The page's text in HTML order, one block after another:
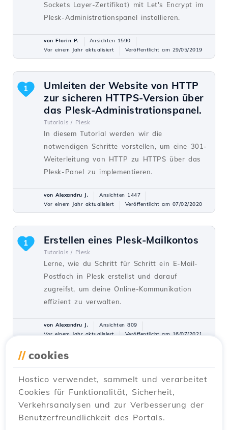
Sockets Layer-Zertifikat) mit Let's Encrypt im
Plesk-Administrationspanel installieren.
von Florin P.
Ansichten 1590
Vor einem Jahr aktualisiert
Veröffentlicht am 29/05/2019
Umleiten der Website von HTTP
zur sicheren HTTPS-Version über
das Plesk-Administrationspanel.
Tutorials / Plesk
In diesem Tutorial werden wir die
notwendigen Schritte vorstellen, um eine 301-
Weiterleitung von HTTP zu HTTPS über das
Plesk-Panel zu implementieren.
1
von Alexandru J.
Ansichten 1447
Vor einem Jahr aktualisiert
Veröffentlicht am 07/02/2020
Erstellen eines Plesk-Mailkontos
Tutorials / Plesk
Lerne, wie du Schritt für Schritt ein E-Mail-
Postfach in Plesk erstellst und darauf
zugreifst, um deine Online-Kommunikation
effizient zu verwalten.
1
von Alexandru J.
Ansichten 809
Vor einem Jahr aktualisiert
Veröffentlicht am 16/07/2021
über das Hostico-Kundenkonto.
Tutorials / Kommerziell
Die Aktivierung des Remote-Zugriffs auf
MySQL im Hostico-Konto ist einfach. Befolgen
// cookies
Hostico verwendet, sammelt und verarbeitet
Cookies für Funktionalität, Sicherheit,
Verkehrsanalysen und zur Verbesserung der
Benutzerfreundlichkeit des Portals.